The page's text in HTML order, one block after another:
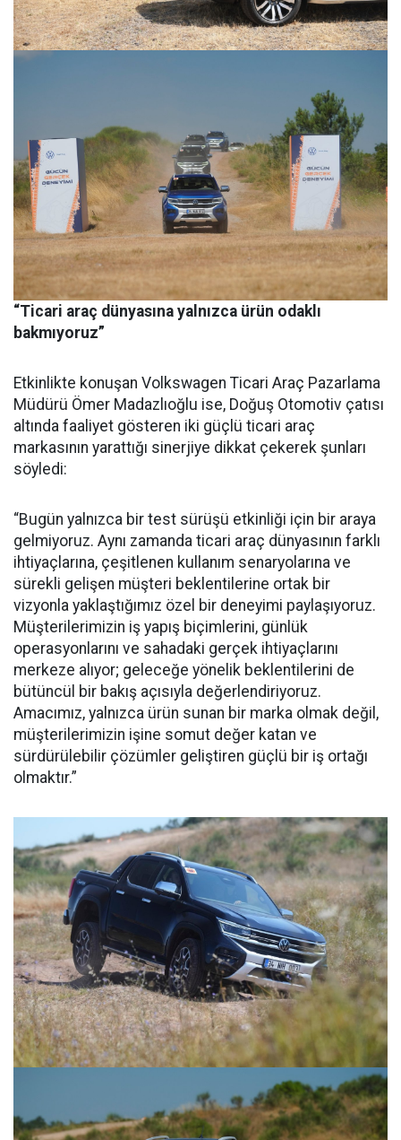
“Ticari araç dünyasına yalnızca ürün odaklı
bakmıyoruz”
Etkinlikte konuşan Volkswagen Ticari Araç Pazarlama
Müdürü Ömer Madazlıoğlu ise, Doğuş Otomotiv çatısı
altında faaliyet gösteren iki güçlü ticari araç
markasının yarattığı sinerjiye dikkat çekerek şunları
söyledi:
“Bugün yalnızca bir test sürüşü etkinliği için bir araya
gelmiyoruz. Aynı zamanda ticari araç dünyasının farklı
ihtiyaçlarına, çeşitlenen kullanım senaryolarına ve
sürekli gelişen müşteri beklentilerine ortak bir
vizyonla yaklaştığımız özel bir deneyimi paylaşıyoruz.
Müşterilerimizin iş yapış biçimlerini, günlük
operasyonlarını ve sahadaki gerçek ihtiyaçlarını
merkeze alıyor; geleceğe yönelik beklentilerini de
bütüncül bir bakış açısıyla değerlendiriyoruz.
Amacımız, yalnızca ürün sunan bir marka olmak değil,
müşterilerimizin işine somut değer katan ve
sürdürülebilir çözümler geliştiren güçlü bir iş ortağı
olmaktır.”